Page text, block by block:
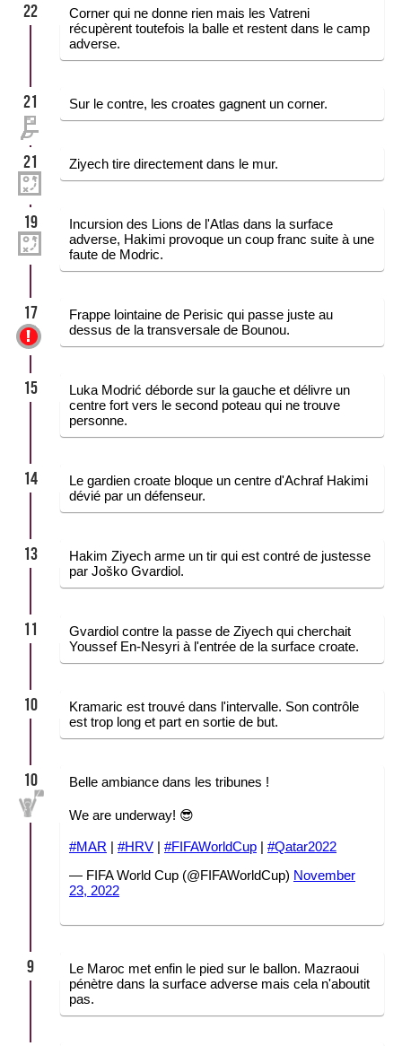
22
Corner qui ne donne rien mais les Vatreni
récupèrent toutefois la balle et restent dans le camp
adverse.
21 Sur le contre, les croates gagnent un corner.
21 Ziyech tire directement dans le mur.
19
Incursion des Lions de l'Atlas dans la surface
adverse, Hakimi provoque un coup franc suite à une
faute de Modric.
17
Frappe lointaine de Perisic qui passe juste au
dessus de la transversale de Bounou.
15
Luka Modrić déborde sur la gauche et délivre un
centre fort vers le second poteau qui ne trouve
personne.
14
Le gardien croate bloque un centre d'Achraf Hakimi
dévié par un défenseur.
13
Hakim Ziyech arme un tir qui est contré de justesse
par Joško Gvardiol.
11
Gvardiol contre la passe de Ziyech qui cherchait
Youssef En-Nesyri à l'entrée de la surface croate.
10
Kramaric est trouvé dans l'intervalle. Son contrôle
est trop long et part en sortie de but.
10 Belle ambiance dans les tribunes !
We are underway! 😎
#MAR | #HRV | #FIFAWorldCup | #Qatar2022
— FIFA World Cup (@FIFAWorldCup) November
23, 2022
9
Le Maroc met enfin le pied sur le ballon. Mazraoui
pénètre dans la surface adverse mais cela n'aboutit
pas.